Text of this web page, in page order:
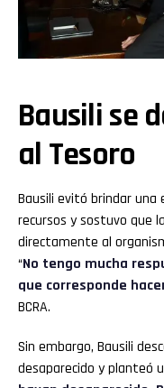
Bausili se
al Tesoro
Bausili evitó brindar una
recursos y sostuvo que
directamente al
“No tengo mucha
que corresponde
BCRA.
Sin embargo, Bausili
desaparecido y planteó